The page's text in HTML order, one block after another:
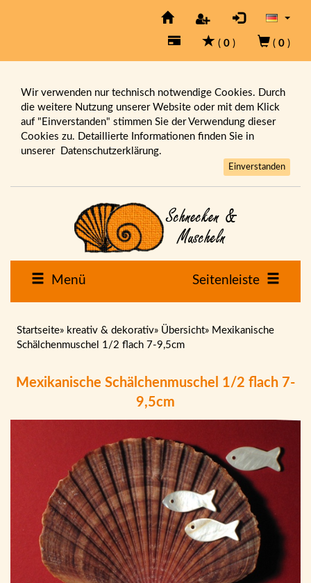
( 0 ) ( 0 )
Wir verwenden nur technisch notwendige Cookies. Durch
die weitere Nutzung unserer Website oder mit dem Klick
auf "Einverstanden" stimmen Sie der Verwendung dieser
Cookies zu. Detaillierte Informationen finden Sie in
unserer Datenschutzerklärung.
Einverstanden
Menü Seitenleiste
Startseite» kreativ & dekorativ» Übersicht» Mexikanische
Schälchenmuschel 1/2 flach 7-9,5cm
Mexikanische Schälchenmuschel 1/2 flach 7-
9,5cm